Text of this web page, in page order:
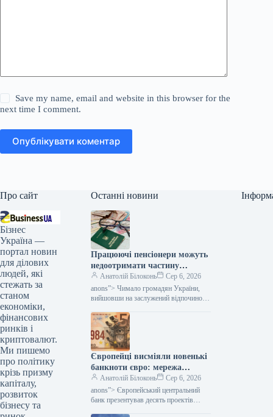
Save my name, email and website in this browser for the
next time I comment.
Опублікувати коментар
Про сайт
Бізнес
Україна —
портал новин
для ділових
людей, які
стежать за
станом
економіки,
фінансових
ринків і
криптовалют.
Ми пишемо
про політику
крізь призму
капіталу,
розвиток
бізнесу та
Останні новини
Працюючі пенсіонери можуть
недоотримати частину
надбавок: кого це торкнеться
— Міністерство фінансів
Анатолій Білоконь
Сер 6, 2026
anons”> Чимало громадян України,
вийшовши на заслужений відпочинок,
трудової діяльності. Сам факт
продовження роботи після досягнення
Європейці висміяли новенькі
банкноти євро: мережа
наповнилася мемами —
Мінфін
Анатолій Білоконь
Сер 6, 2026
anons”> Європейський центральний
банк презентував десять проектів